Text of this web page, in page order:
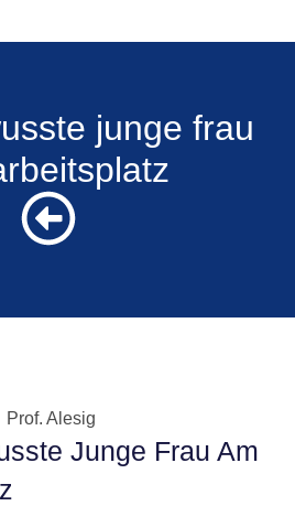
junge frau
Prof. Alesig
Junge Frau Am